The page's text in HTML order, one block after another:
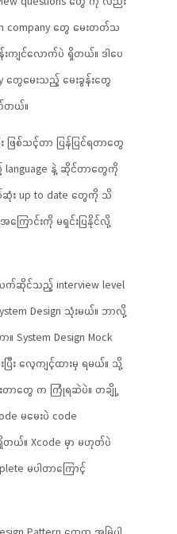
company တွေ မေးတတ်သ
ကျင်လောက်ပဲ ရှိတယ်။ ဒါပေ
တွေမေးသည့် မေးခွန်းတွေ
တယ်။
ဖြစ်သင့်တာ ပြန်ပြင်ရတာတွေ
language နဲ့ ဆိုင်တာတွေကို
း up to date တွေကို သိ
အကြောင်းကို မရှင်းပြနိုင်လို့
သက်ဆိုင်သည့် interview level
Design သုံးမယ်။ ဘာလို့
Design Mock
ြီး လေ့ကျင့်ထားမှ ရမယ်။ သို့
တာတွေ က ကြုံရဆဲပဲ။ တချို့
မမေးပဲ code
တယ်။ Xcode မှာ မဟုတ်ပဲ
မပါတာကြောင့်